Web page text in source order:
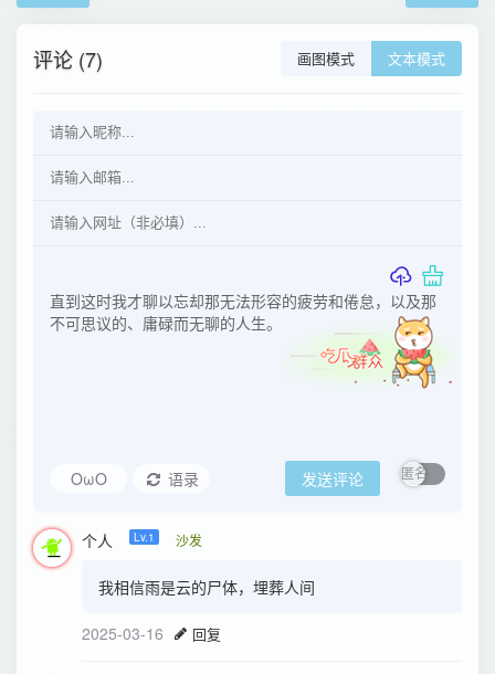
评论 (7) 画图模式 文本模式
OωO 语录 发送评论
个人 Lv.1 沙发
我相信雨是云的尸体，埋葬人间
2025-03-16 回复